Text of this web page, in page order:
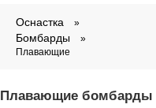
Оснастка
Бомбарды
Плавающие
Плавающие бомбарды